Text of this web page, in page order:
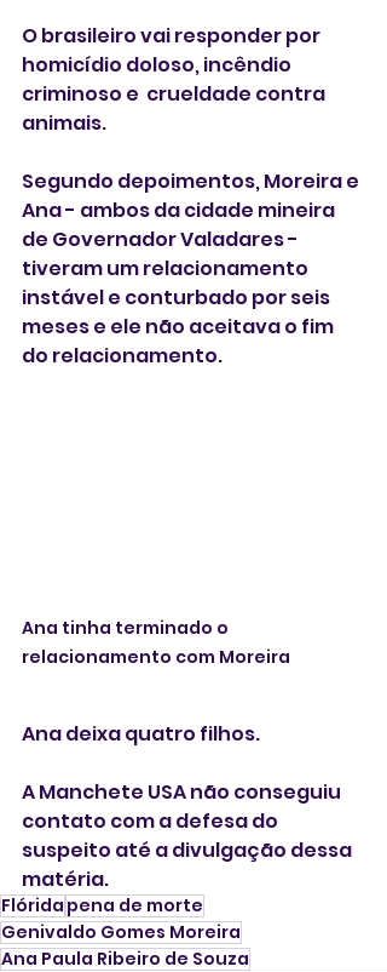
O brasileiro vai responder por
homicídio doloso, incêndio
criminoso e  crueldade contra
animais.
Segundo depoimentos, Moreira e
Ana - ambos da cidade mineira
de Governador Valadares -
tiveram um relacionamento
instável e conturbado por seis
meses e ele não aceitava o fim
do relacionamento.
Ana tinha terminado o
relacionamento com Moreira
Ana deixa quatro filhos.
A Manchete USA não conseguiu
contato com a defesa do
suspeito até a divulgação dessa
matéria.
Flórida pena de morte
Genivaldo Gomes Moreira
Ana Paula Ribeiro de Souza